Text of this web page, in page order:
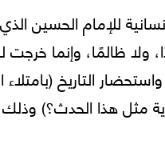
للإمام الحسين
ولا ظالمًا، وإنما
التاريخ
مثل هذا الحدث؟)